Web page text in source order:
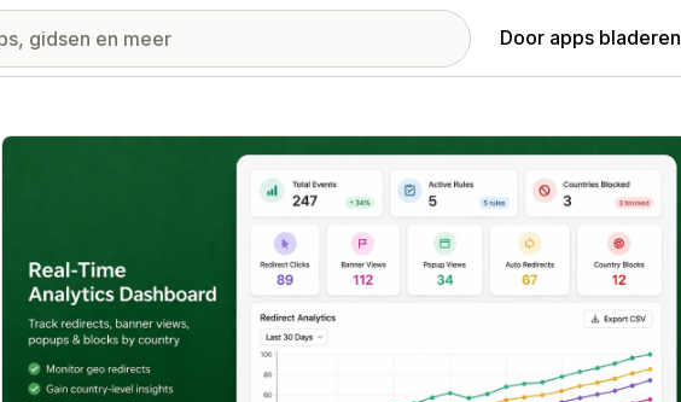
Door apps bladeren
Galerij met uitgelichte afbeeldingen